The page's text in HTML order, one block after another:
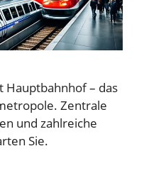
Hauptbahnhof – das
Zentrale
und zahlreiche
Sie.